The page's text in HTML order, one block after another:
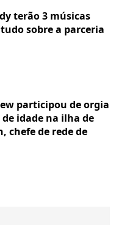
terão 3 músicas
sobre a parceria
participou de orgia
idade na ilha de
chefe de rede de